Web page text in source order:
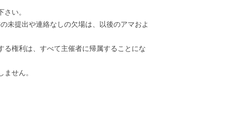
い。
未提出や連絡なしの欠場は、以後のアマおよ
権利は、すべて主催者に帰属することにな
せん。